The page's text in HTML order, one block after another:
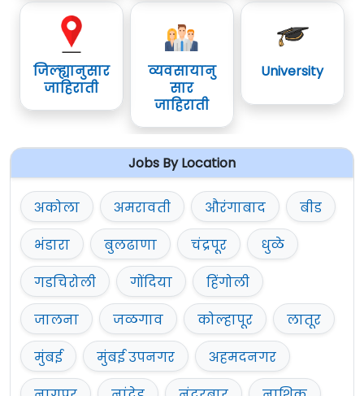
जिल्ह्यानुसार
जाहिराती
व्यवसायानु
सार
जाहिराती
University
Jobs By Location
अकोला अमरावती औरंगाबाद
बीड
भंडारा
बुलढाणा चंद्रपूर
धुळे
गडचिरोली
गोंदिया
हिंगोली
जालना
जळगाव कोल्हापूर
लातूर
मुंबई
मुंबई उपनगर
अहमदनगर